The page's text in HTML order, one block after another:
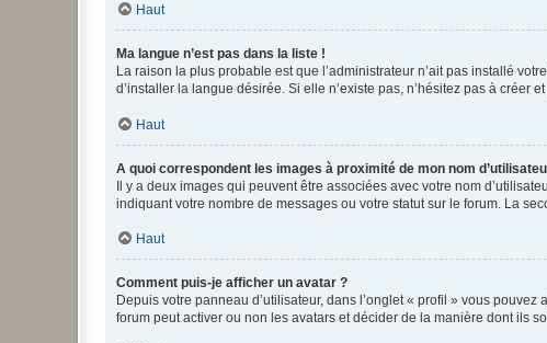
Haut
Ma langue n’est pas dans la liste !
La raison la plus probable est que l’administrateur n’ait pas installé
d’installer la langue désirée. Si elle n’existe pas, n’hésitez pas à créer
Haut
A quoi correspondent les images à proximité de mon nom
Il y a deux images qui peuvent être associées avec votre nom
indiquant votre nombre de messages ou votre statut sur le forum. La
Haut
Comment puis-je afficher un avatar ?
Depuis votre panneau d’utilisateur, dans l’onglet « profil » vous
forum peut activer ou non les avatars et décider de la manière dont ils